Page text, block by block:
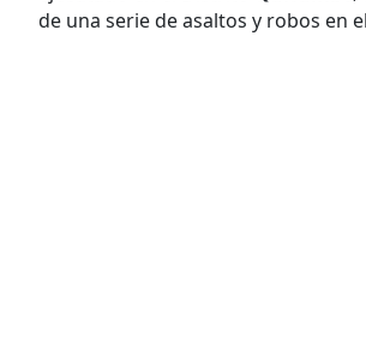
de una serie de asaltos y robos en